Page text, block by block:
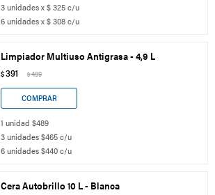
3 unidades x $ 325 c/u
6 unidades x $ 308 c/u
Limpiador Multiuso Antigrasa - 4,9 L
$391 $489
1 unidad $489
3 unidades $465 c/u
6 unidades $440 c/u
Cera Autobrillo 10 L - Blanca